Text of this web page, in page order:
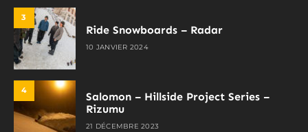
3
Ride Snowboards – Radar
10 JANVIER 2024
4
Salomon – Hillside Project Series –
Rizumu
21 DÉCEMBRE 2023